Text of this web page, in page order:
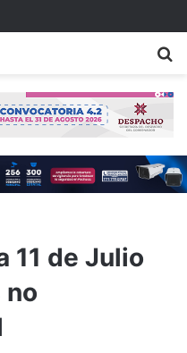
11 de Julio
no